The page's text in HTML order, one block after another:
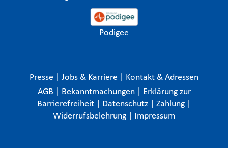
Podigee
Presse Jobs & Karriere
Kontakt & Adressen
AGB
Bekanntmachungen
Erklärung zur
Barrierefreiheit
Datenschutz Zahlung
Widerrufsbelehrung
Impressum